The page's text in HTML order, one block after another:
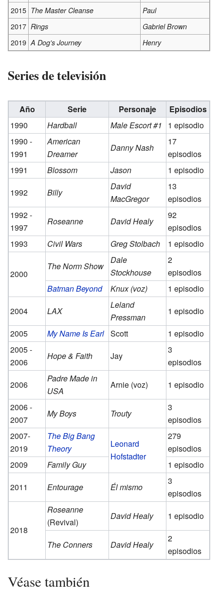
2015 The Master Cleanse Paul
2017 Rings Gabriel Brown
2019 A Dog's Journey Henry
Series de televisión
Año Serie Personaje
Episodios
1990
Hardball Male Escort #1
1 episodio
1990 -
1991
American
Dreamer
Danny Nash
17
episodios
1991
Blossom Jason
1 episodio
1992
Billy
David
MacGregor
13
episodios
1992 -
1997
Roseanne David Healy
92
episodios
1993
Civil Wars Greg Stolbach 1 episodio
2000
The Norm Show
Dale
Stockhouse
2
episodios
Batman Beyond
Knux (voz)
1 episodio
2004
LAX
Leland
Pressman
1 episodio
2005
My Name Is Earl Scott
1 episodio
2005 -
2006
Hope & Faith Jay
3
episodios
2006
Padre Made in
USA
Arnie (voz)
1 episodio
2006 -
2007
My Boys Trouty
3
episodios
2007-
2019
The Big Bang
Theory
Leonard
Hofstadter
279
episodios
2009
Family Guy
1 episodio
2011
Entourage Él mismo
3
episodios
2018
Roseanne
(Revival)
David Healy 1 episodio
The Conners David Healy
2
episodios
Véase también